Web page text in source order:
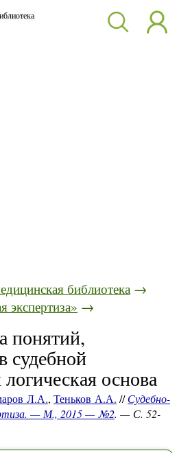
библиотека →
экспертиза» →
понятий,
судебной
основа
Л.А., Теньков А.А. //Судебно-
— М., 2015 — №2. — С. 52-